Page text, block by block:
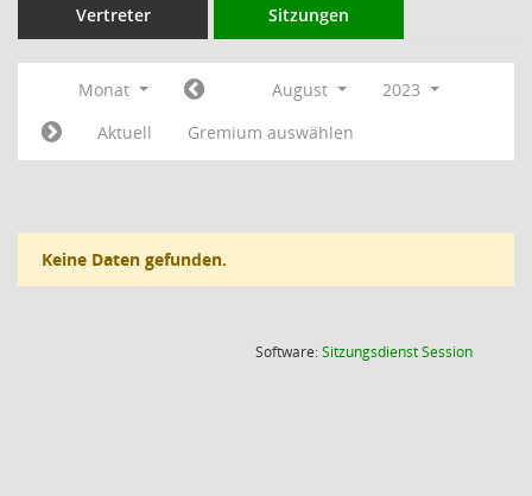
Vertreter Sitzungen
Monat August
2023
Aktuell
Gremium auswählen
Keine Daten gefunden.
Software:SitzungsdienstSession(Wird in